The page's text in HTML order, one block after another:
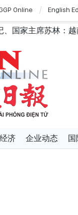
Online English
：越南与马来西亚
经济 企业动态 国